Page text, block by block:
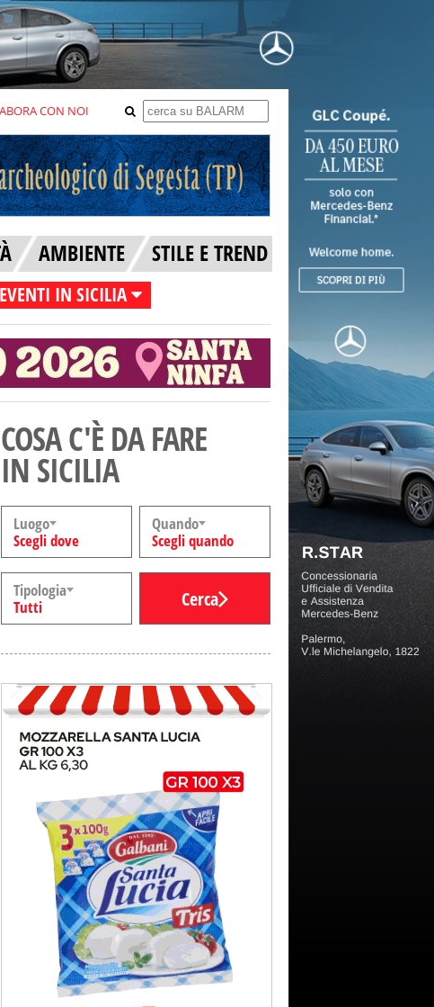
CON NOI
AMBIENTE STILE E TREND
EVENTI IN SICILIA
COSA C'È DA FARE
IN SICILIA
Luogo
Scegli dove
Quando
Scegli quando
Tipologia
Tutti
Cerca